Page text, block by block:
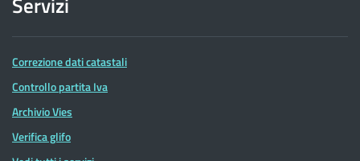
Correzione dati catastali
Controllo partita Iva
Archivio Vies
Verifica glifo